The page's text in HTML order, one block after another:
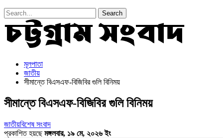
মূলপাতা
জাতীয়
সীমান্তে বিএসএফ-বিজিবির গুলি বিনিময়
সীমান্তে বিএসএফ-বিজিবির গুলি বিনিময়
জাতীয়বিশেষ সংবাদ
প্রকাশিত হয়ছেমঙ্গলবার, ১৯ মে, ২০২৬ ইং